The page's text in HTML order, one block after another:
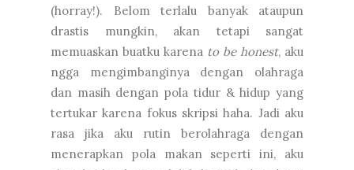
(horray!). Belom terlalu banyak ataupun
drastis mungkin, akan tetapi sangat
memuaskan buatku karena to be honest, aku
ngga mengimbanginya dengan olahraga
dan masih dengan pola tidur & hidup yang
tertukar karena fokus skripsi haha. Jadi aku
rasa jika aku rutin berolahraga dengan
menerapkan pola makan seperti ini, aku